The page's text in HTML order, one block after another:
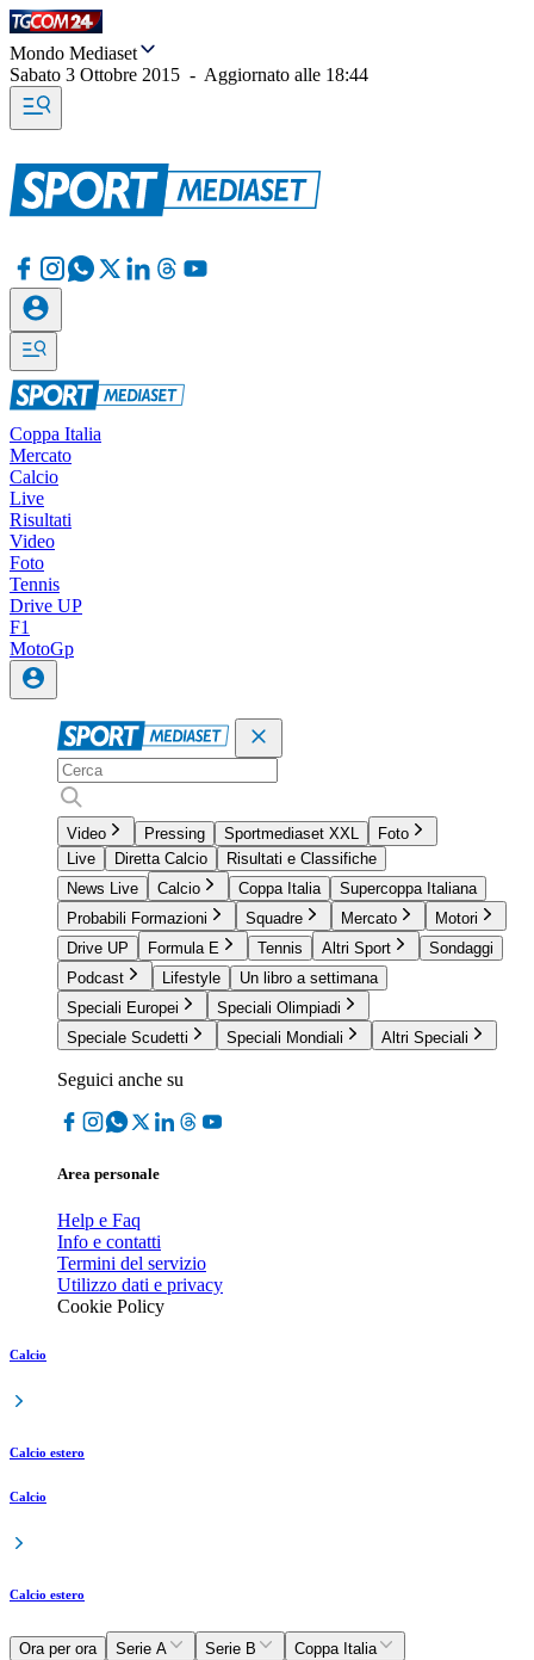
Mondo Mediaset
Sabato 3 Ottobre 2015 - Aggiornato alle 18:44
Coppa Italia
Mercato
Calcio
Live
Risultati
Video
Foto
Tennis
Drive UP
F1
MotoGp
Video Pressing Sportmediaset XXL
Foto
Live
Diretta Calcio
Risultati e Classifiche
News Live
Calcio Coppa Italia
Supercoppa Italiana
Probabili Formazioni
Squadre Mercato
Motori
Drive UP
Formula E Tennis Altri Sport
Sondaggi
Podcast
Lifestyle
Un libro a settimana
Speciali Europei
Speciali Olimpiadi
Speciale Scudetti
Speciali Mondiali Altri Speciali
Seguici anche su
Area personale
Help e Faq
Info e contatti
Termini del servizio
Utilizzo dati e privacy
Cookie Policy
Calcio
Calcio estero
Calcio
Calcio estero
Ora per ora Serie A Serie B
Coppa Italia